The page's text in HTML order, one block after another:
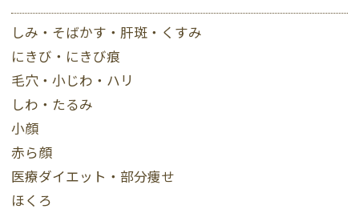
しみ・そばかす・肝斑・くすみ
にきび・にきび痕
毛穴・小じわ・ハリ
しわ・たるみ
小顔
赤ら顔
医療ダイエット・部分痩せ
ほくろ